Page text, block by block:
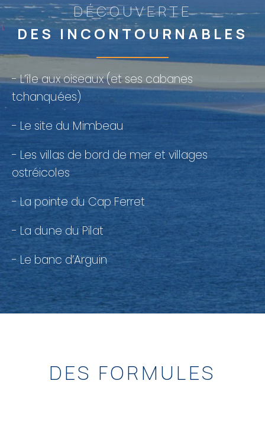
DÉCOUVERTE
DES INCONTOURNABLES
- L’île aux oiseaux (et ses cabanes
tchanquées)
- Le site du Mimbeau
- Les villas de bord de mer et villages
ostréicoles
- La pointe du Cap Ferret
- La dune du Pilat
- Le banc d’Arguin
DES FORMULES